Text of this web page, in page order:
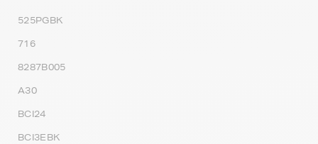
525PGBK
716
8287B005
A30
BCI24
BCI3EBK